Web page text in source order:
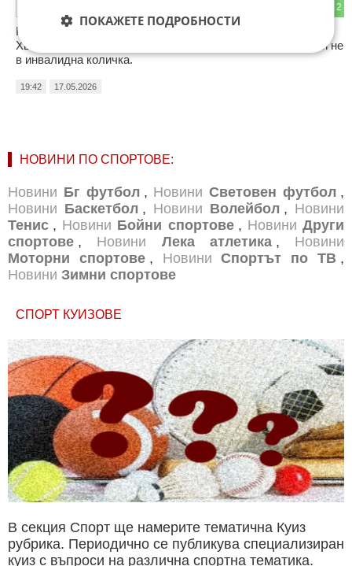
2
Няма моторист който да не е падал по няколко пъти.
Хватката е да знаеш как да паднеш, че да останеш жив и не
в инвалидна количка.
19:42 17.05.2026
НОВИНИ ПО СПОРТОВЕ:
Новини Бг футбол , Новини Световен футбол ,
Новини Баскетбол , Новини Волейбол , Новини
Тенис , Новини Бойни спортове , Новини Други
спортове , Новини Лека атлетика , Новини
Моторни спортове , Новини Спортът по ТВ ,
Новини Зимни спортове
СПОРТ КУИЗОВЕ
В секция Спорт ще намерите тематична Куиз
рубрика. Периодично се публикува специализиран
куиз с въпроси на различна спортна тематика.
ПОКАЖЕТЕ ПОДРОБНОСТИ